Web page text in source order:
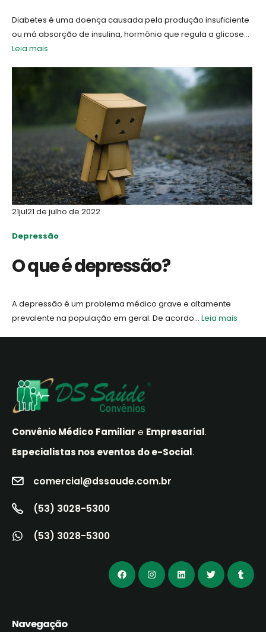
Diabetes é uma doença causada pela produção insuficiente
ou má absorção de insulina, hormônio que regula a glicose...
Leia mais
21jul21 de julho de 2022
Depressão
O que é depressão?
A depressão é um problema médico grave e altamente
prevalente na população em geral. De acordo... Leia mais
Convênio Médico Familiar e Empresarial.
Especialistas nos eventos do e-Social.
comercial@dssaude.com.br
(53) 3028-5300
(53) 3028-5300
Navegação